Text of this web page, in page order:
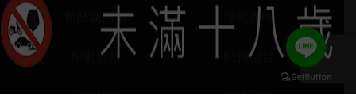
葡晶調酒室 探索品牌
探索酒款 服務項目
門市據點 聯絡我們